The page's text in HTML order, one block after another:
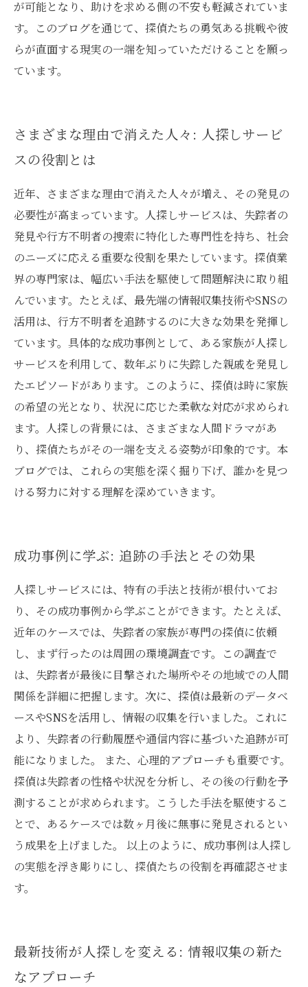
が可能となり、助けを求める側の不安も軽減されていま
す。このブログを通じて、探偵たちの勇気ある挑戦や彼
らが直面する現実の一端を知っていただけることを願っ
ています。
さまざまな理由で消えた人々: 人探しサービ
スの役割とは
近年、さまざまな理由で消えた人々が増え、その発見の
必要性が高まっています。人探しサービスは、失踪者の
発見や行方不明者の捜索に特化した専門性を持ち、社会
のニーズに応える重要な役割を果たしています。探偵業
界の専門家は、幅広い手法を駆使して問題解決に取り組
んでいます。たとえば、最先端の情報収集技術やSNSの
活用は、行方不明者を追跡するのに大きな効果を発揮し
ています。具体的な成功事例として、ある家族が人探し
サービスを利用して、数年ぶりに失踪した親戚を発見し
たエピソードがあります。このように、探偵は時に家族
の希望の光となり、状況に応じた柔軟な対応が求められ
ます。人探しの背景には、さまざまな人間ドラマがあ
り、探偵たちがその一端を支える姿勢が印象的です。本
ブログでは、これらの実態を深く掘り下げ、誰かを見つ
ける努力に対する理解を深めていきます。
成功事例に学ぶ: 追跡の手法とその効果
人探しサービスには、特有の手法と技術が根付いてお
り、その成功事例から学ぶことができます。たとえば、
近年のケースでは、失踪者の家族が専門の探偵に依頼
し、まず行ったのは周囲の環境調査です。この調査で
は、失踪者が最後に目撃された場所やその地域での人間
関係を詳細に把握します。次に、探偵は最新のデータベ
ースやSNSを活用し、情報の収集を行いました。これに
より、失踪者の行動履歴や通信内容に基づいた追跡が可
能になりました。 また、心理的アプローチも重要です。
探偵は失踪者の性格や状況を分析し、その後の行動を予
測することが求められます。こうした手法を駆使するこ
とで、あるケースでは数ヶ月後に無事に発見されるとい
う成果を上げました。 以上のように、成功事例は人探し
の実態を浮き彫りにし、探偵たちの役割を再確認させま
す。
最新技術が人探しを変える: 情報収集の新た
なアプローチ